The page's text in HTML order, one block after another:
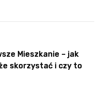
Mieszkanie – jak
skorzystać i czy to